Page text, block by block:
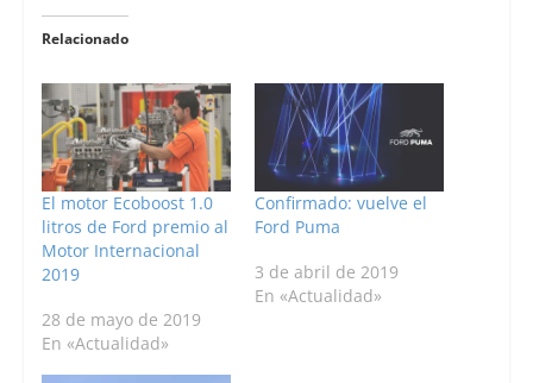
Relacionado
El motor Ecoboost 1.0
litros de Ford premio al
Motor Internacional
2019
28 de mayo de 2019
En «Actualidad»
Confirmado: vuelve el
Ford Puma
3 de abril de 2019
En «Actualidad»